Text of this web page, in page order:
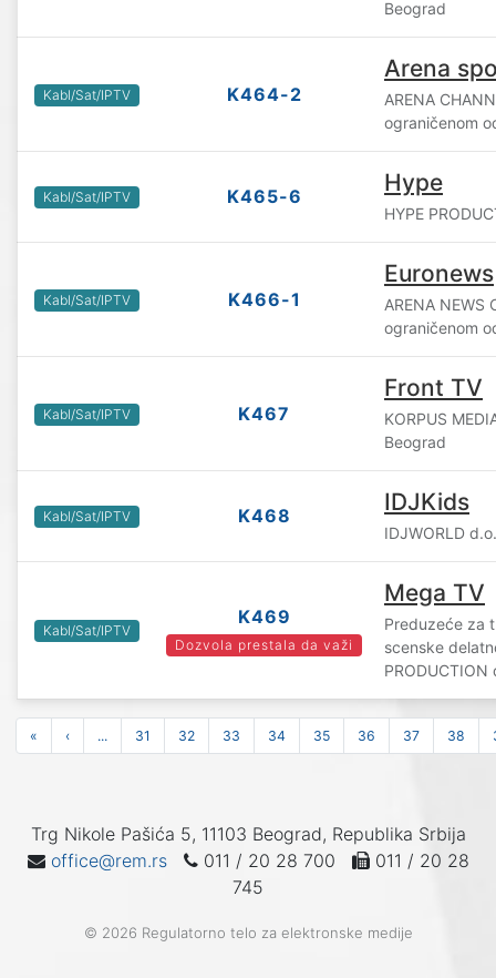
Beograd
Kabl/Sat/IPTV K464-2
Arena
ARENA
ograničenom
Kabl/Sat/IPTV K465-6 Hype
HYPE
Kabl/Sat/IPTV K466-1
Euronews
ARENA NEWS
ograničenom
Kabl/Sat/IPTV K467
Front TV
KORPUS
Beograd
Kabl/Sat/IPTV K468 IDJKids
IDJWORLD
Kabl/Sat/IPTV
K469
Dozvola prestala da važi
Mega TV
Preduzeće za
scenske
« ‹ ... 31 32 33 34 35 36 37 38
Trg Nikole Pašića 5, 11103 Beograd, Republika Srbija
office@rem.rs
011 / 20 28 700
011 / 20 28
745
© 2026 Regulatorno telo za elektronske medije